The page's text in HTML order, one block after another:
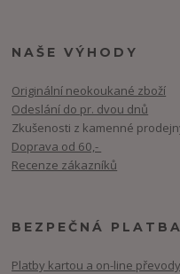
NAŠE VÝHODY
Originální neokoukané zboží
Odeslání do pr. dvou dnů
Zkušenosti z kamenné
Doprava od 60,-
Recenze zákazníků
BEZPEČNÁ PLATBA
Platby kartou a on-line převody